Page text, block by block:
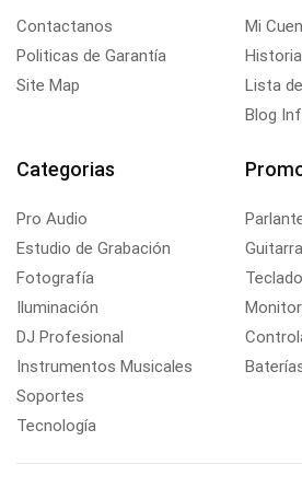
Contactanos
Politicas de Garantía
Site Map
Mi
Lista
Blog
Categorias
Pro Audio
Estudio de Grabación
Fotografía
Iluminación
DJ Profesional
Instrumentos Musicales
Soportes
Tecnología